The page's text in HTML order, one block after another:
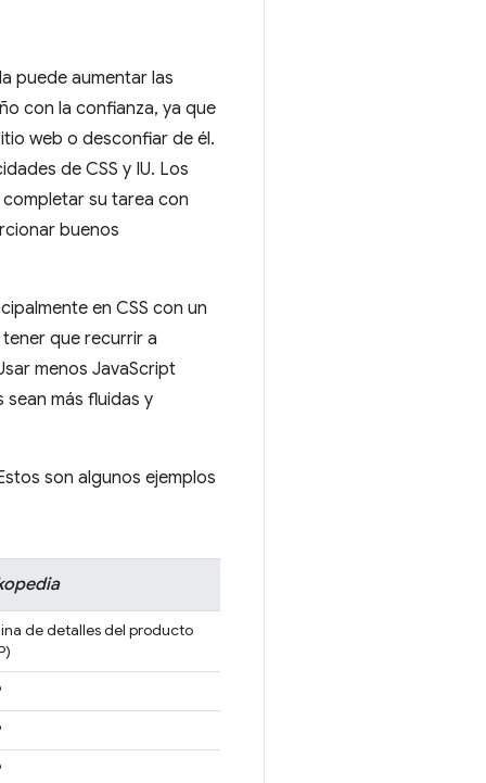
puede aumentar las
con la confianza, ya que
web o desconfiar de él.
de CSS y IU. Los
su tarea con
buenos
en CSS con un
que recurrir a
menos JavaScript
más fluidas y
son algunos ejemplos
de detalles del producto